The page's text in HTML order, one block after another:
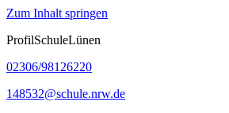
Zum Inhalt springen
ProfilSchuleLünen
02306/98126220
148532@schule.nrw.de